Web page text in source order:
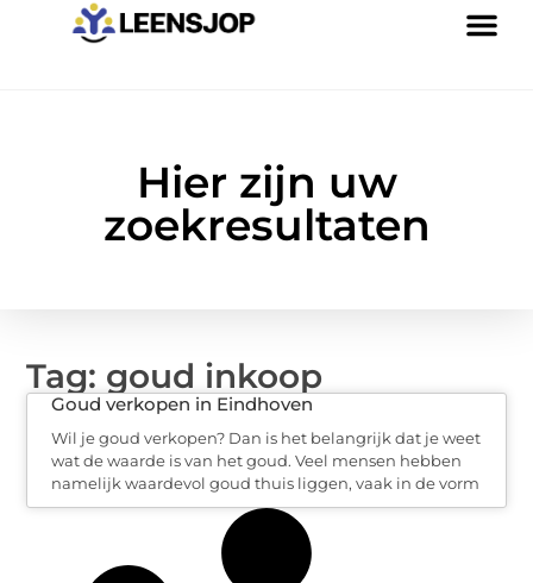
Hier zijn uw
zoekresultaten
Tag: goud inkoop
Goud verkopen in Eindhoven
Wil je goud verkopen? Dan is het belangrijk dat je weet
wat de waarde is van het goud. Veel mensen hebben
namelijk waardevol goud thuis liggen, vaak in de vorm